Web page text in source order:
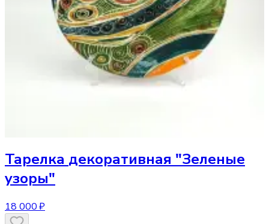
Тарелка декоративная "Зеленые
узоры"
18 000 ₽